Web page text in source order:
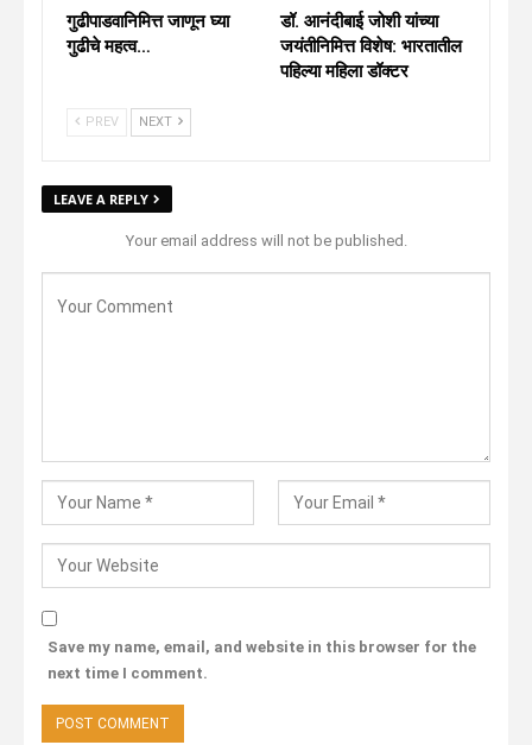
गुढीपाडवानिमित्त जाणून घ्या
गुढीचे महत्व…
डॉ. आनंदीबाई जोशी यांच्या
जयंतीनिमित्त विशेष: भारतातील
पहिल्या महिला डॉक्टर
PREV NEXT
LEAVE A REPLY
Your email address will not be published.
Save my name, email, and website in this browser for the
next time I comment.